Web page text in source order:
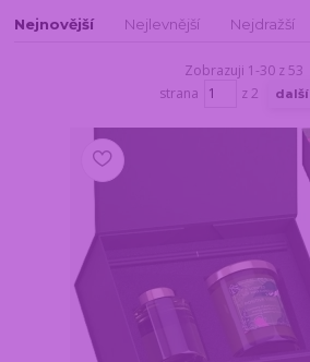
Nejnovější Nejlevnější Nejdražší
Zobrazuji 1-30 z 53
strana
z 2 další